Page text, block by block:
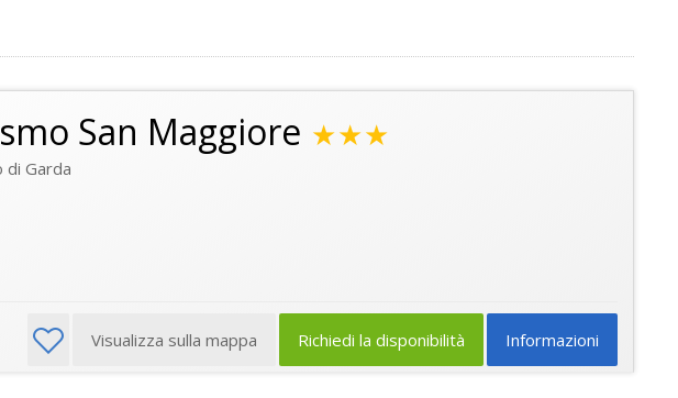
San Maggiore ★★★
di Garda
Informazioni
Richiedi la disponibilità
Visualizza sulla mappa